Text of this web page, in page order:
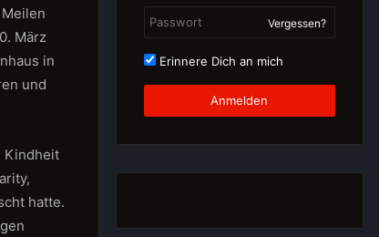
März
in
und
Kindheit
hatte.
Vergessen?
Erinnere Dich an mich
Anmelden